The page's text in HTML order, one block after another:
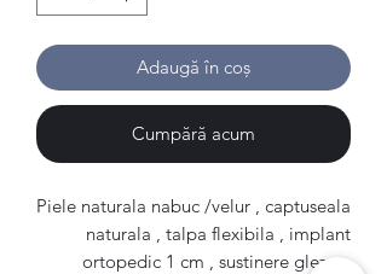
Adaugă în coș
Cumpără acum
Piele naturala nabuc /velur , captuseala
naturala , talpa flexibila , implant
ortopedic 1 cm , sustinere glezna.